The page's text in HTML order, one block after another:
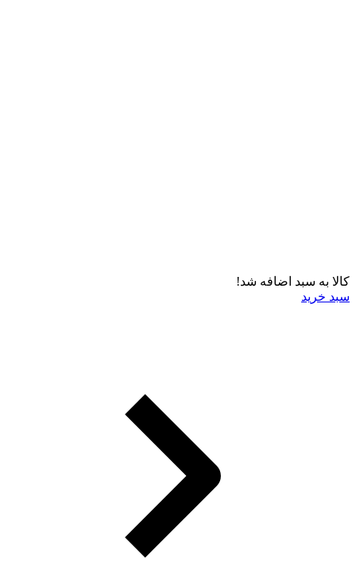
کالا به سبد اضافه شد!
سبد خرید